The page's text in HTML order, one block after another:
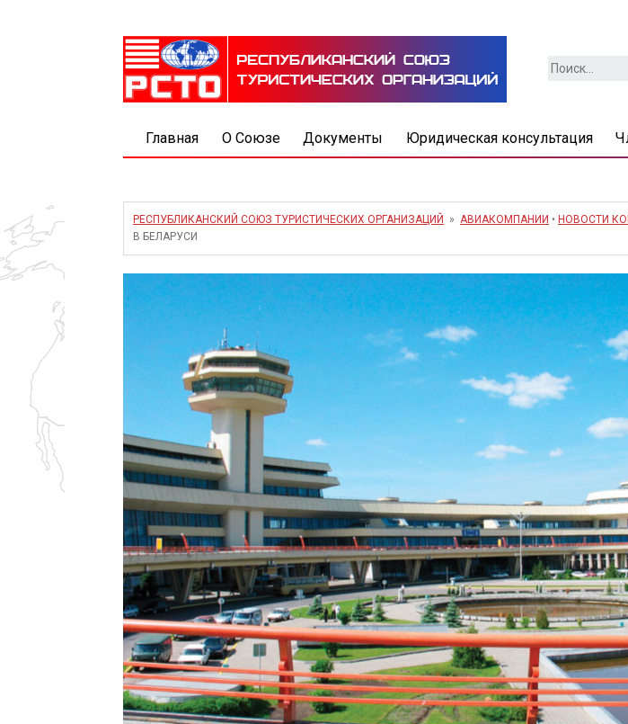
Найти:
Главная О Союзе Документы Юридическая консультация
РЕСПУБЛИКАНСКИЙ СОЮЗ ТУРИСТИЧЕСКИХ ОРГАНИЗАЦИЙ » АВИАКОМПАНИИ • НОВОСТИ
В БЕЛАРУСИ